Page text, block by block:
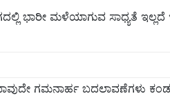
ನೀಡಿಲ್ಲ.
ಗಮನಾರ್ಹ ಬದಲಾವಣೆಗಳು